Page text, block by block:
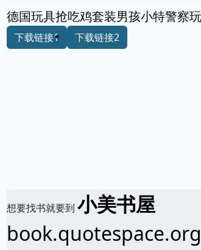
德国玩具抢吃鸡套装男孩小特警察
下载链接1 下载链接2
想要找书就要到小美书屋